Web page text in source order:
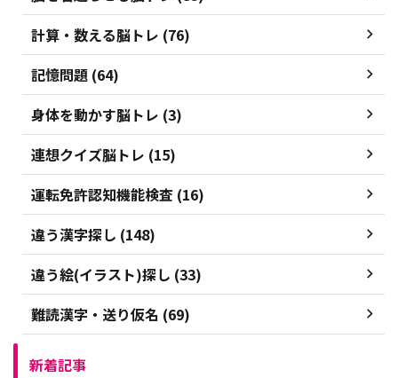
計算・数える脳トレ (76)
記憶問題 (64)
身体を動かす脳トレ (3)
連想クイズ脳トレ (15)
運転免許認知機能検査 (16)
違う漢字探し (148)
違う絵(イラスト)探し (33)
難読漢字・送り仮名 (69)
新着記事